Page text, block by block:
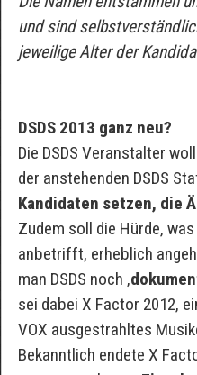
und sind
jeweilige Alter der
DSDS 2013 ganz neu?
Die DSDS Veranstalter
der anstehenden DSDS
Kandidaten setzen, die
Zudem soll die Hürde, was
anbetrifft, erheblich
man DSDS noch ‚
sei dabei X Factor 2012,
VOX ausgestrahltes
Bekanntlich endete X